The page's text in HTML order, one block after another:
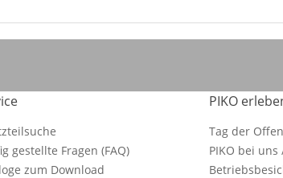
gestellte Fragen (FAQ)
zum Download
PIKO
Tag der
PIKO bei